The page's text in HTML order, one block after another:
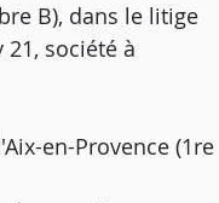
B), dans le litige
société à
en-Provence (1re